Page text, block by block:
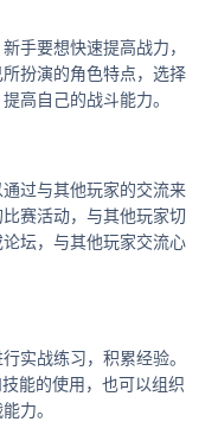
手要想快速提高战力，
扮演的角色特点，选择
高自己的战斗能力。
过与其他玩家的交流来
赛活动，与其他玩家切
坛，与其他玩家交流心
实战练习，积累经验。
能的使用，也可以组织
力。